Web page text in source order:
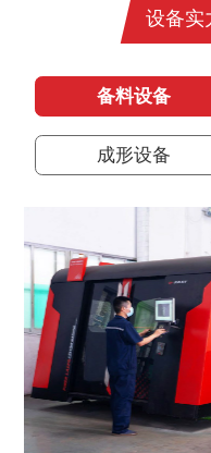
设备实
备料设备
成形设备